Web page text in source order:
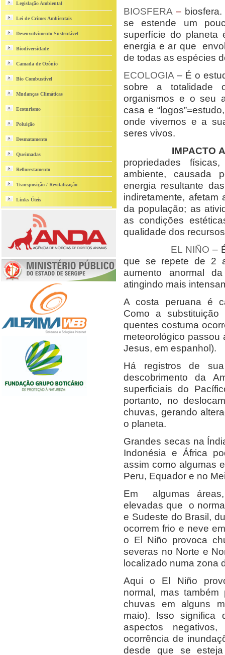
Legislação Ambiental
Lei de Crimes Ambientais
Desenvolvimento Sustentável
Biodiversidade
Camada de Ozônio
Bio Combustível
Mudanças Climáticas
Ecoturismo
Poluição
Desmatamento
Queimadas
Reflorestamento
Transposição / Revitalização
Links Úteis
BIOSFERA –
se estende um
superfície do planeta
energia e ar que
de todas as espécies
ECOLOGIA – É o
sobre a totalidade
organismos e o seu
casa e
onde vivemos e a
seres vivos.
IMPACTO
propriedades
ambiente, causada
energia resultante
indiretamente,
da população; as
as condições
qualidade dos
EL NIÑO –
que se repete de 2
aumento anormal
atingindo mais
A costa peruana é
Como a
quentes costuma
meteorológico
Jesus, em espanhol).
Há registros de
descobrimento da
superficiais do
portanto, no
chuvas, gerando
o planeta.
Grandes secas na
Indonésia e África
assim como algumas
Peru, Equador e no
Em algumas
elevadas que o
e Sudeste do Brasil,
ocorrem frio e neve
o El Niño provoca
severas no Norte e
localizado numa zona
Aqui o El Niño
normal, mas
chuvas em alguns
maio). Isso
aspectos
ocorrência de
desde que se esteja